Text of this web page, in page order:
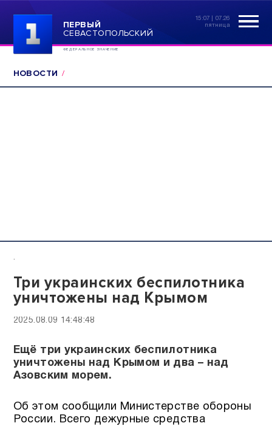
ПЕРВЫЙ
СЕВАСТОПОЛЬСКИЙ
ФЕДЕРАЛЬНОЕ ЗНАЧЕНИЕ
15:07 | 07.26
пятница
НОВОСТИ
.
Три украинских беспилотника
уничтожены над Крымом
2025.08.09 14:48:48
Ещё три украинских беспилотника
уничтожены над Крымом и два – над
Азовским морем.
Об этом сообщили Министерстве обороны
России. Всего дежурные средства